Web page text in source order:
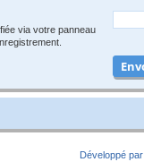
via votre panneau
Développé par